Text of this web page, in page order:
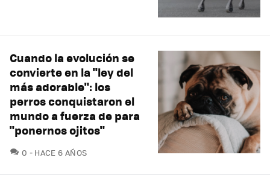
Cuando la evolución se
convierte en la "ley del
más adorable": los
perros conquistaron el
mundo a fuerza de para
"ponernos ojitos"
0 COMENTARIOS
HACE 6 AÑOS